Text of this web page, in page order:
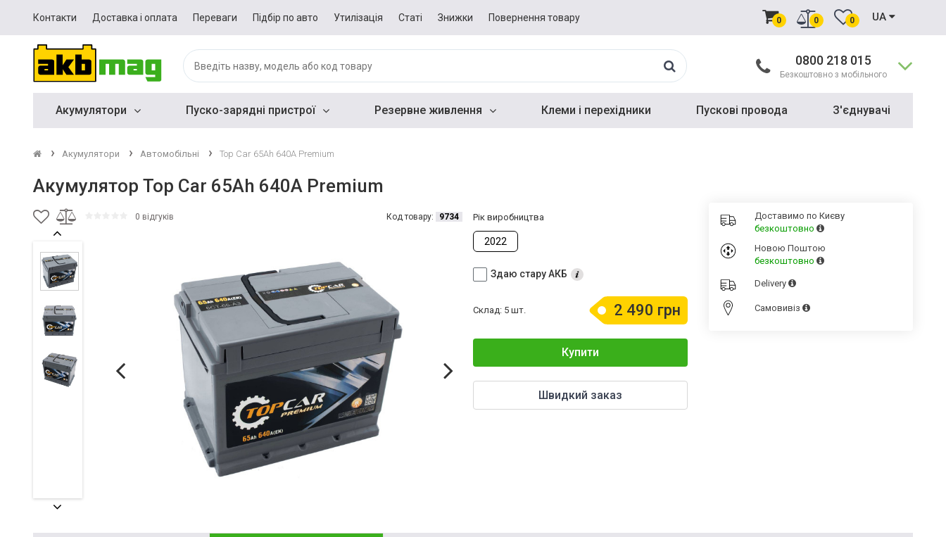
Контакти Доставка і оплата Переваги Підбір по авто Утилізація Статі Знижки Повернення товару 0 0 0 UA
0800 218 015
Безкоштовно з мобільного
Акумулятори Пуско-зарядні пристрої Резервне живлення Клеми і перехідники Пускові провода З'єднувачі
Акумулятори Автомобільні Top Car 65Ah 640A Premium
Акумулятор Top Car 65Ah 640A Premium
0 відгуків Код товару: 9734 Рік виробництва
2022
Здаю стару АКБ
2 490 грн
Склад: 5 шт.
Купити
Швидкий заказ
Доставимо по Києву
безкоштовно
Новою Поштою
безкоштовно
Delivery
Cамовивіз